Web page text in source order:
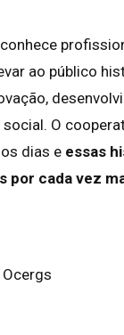
ao público
O
dias e essas
por cada vez